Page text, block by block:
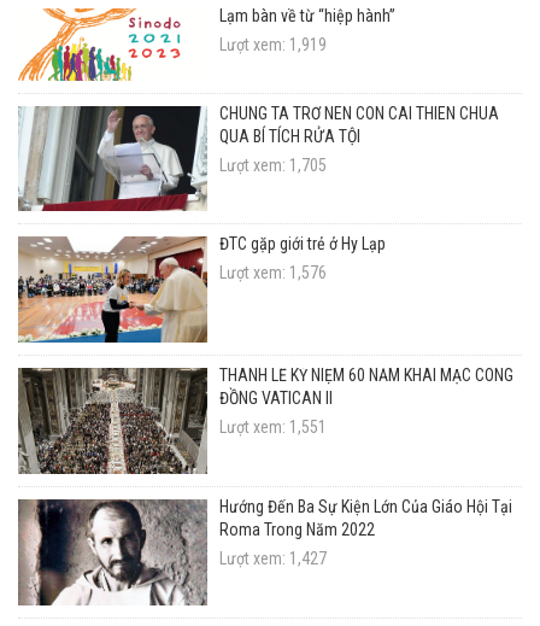
Lạm bàn về từ “hiệp hành”
Lượt xem: 1,919
CHÚNG TA TRỞ NÊN CON CÁI THIÊN CHÚA
QUA BÍ TÍCH RỬA TỘI
Lượt xem: 1,705
ĐTC gặp giới trẻ ở Hy Lạp
Lượt xem: 1,576
THÁNH LỄ KỶ NIỆM 60 NĂM KHAI MẠC CÔNG
ĐỒNG VATICAN II
Lượt xem: 1,551
Hướng Đến Ba Sự Kiện Lớn Của Giáo Hội Tại
Roma Trong Năm 2022
Lượt xem: 1,427